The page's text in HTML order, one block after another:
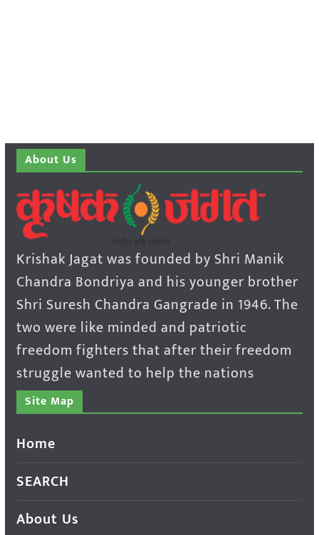
About Us
Krishak Jagat was founded by Shri Manik
Chandra Bondriya and his younger brother
Shri Suresh Chandra Gangrade in 1946. The
two were like minded and patriotic
freedom fighters that after their freedom
struggle wanted to help the nations
Site Map
Home
SEARCH
About Us